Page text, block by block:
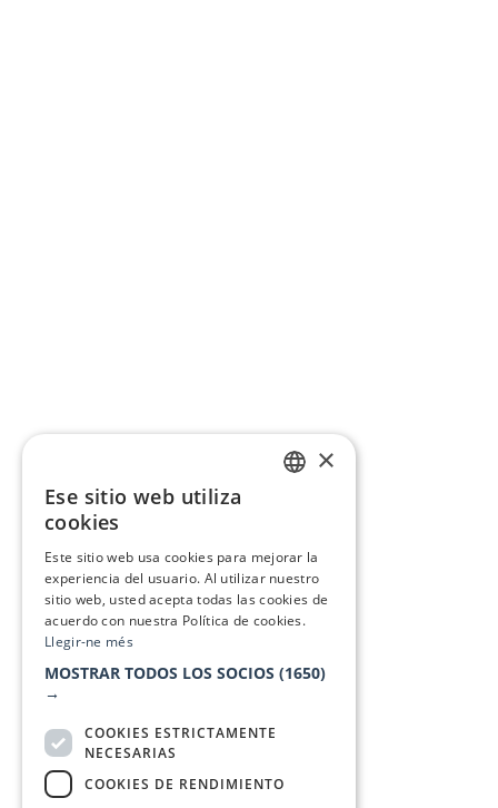
×
Ese sitio web utiliza
cookies
Este sitio web usa cookies para mejorar la
experiencia del usuario. Al utilizar nuestro
sitio web, usted acepta todas las cookies de
acuerdo con nuestra Política de cookies.
Llegir-ne més
MOSTRAR TODOS LOS SOCIOS (1650)
→
COOKIES ESTRICTAMENTE
NECESARIAS
COOKIES DE RENDIMIENTO